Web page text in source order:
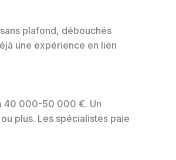
plafond, débouchés
une expérience en lien
40 000-50 000 €. Un
plus. Les spécialistes paie